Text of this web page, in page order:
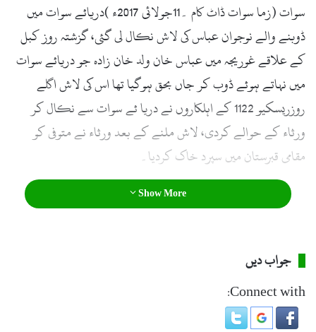
d
a
e
m
i
l
سوات (زما سوات ڈاٹ کام ۔11جولائی 2017ء )دریائے سوات میں
ڈوبنے والے نوجوان عباس کی لاش نکال لی گئی، گزشتہ روز کبل
کے علاقے غوریجہ میں عباس خان ولد خان زادہ جو دریائے سوات
میں نہاتے ہوئے ڈوب کر جاں بحق ہوگیا تھا اس کی لاش اگلے
روزریسکیو 1122 کے اہلکاروں نے دریا ئے سوات سے نکال کر
ورثاء کے حوالے کردی، لاش ملنے کے بعد ورثاء نے متوفی کو
مقامی قبرستان میں سپرد خاک کردیا۔
Show More
جواب دیں
Connect with: